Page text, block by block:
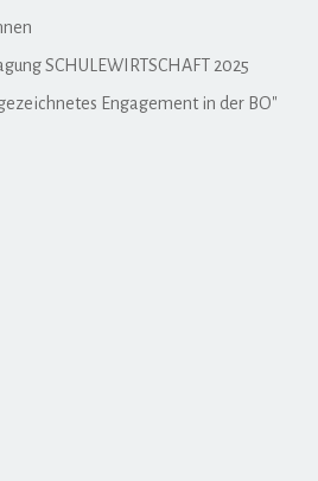
SCHULEWIRTSCHAFT 2025
Engagement in der BO"